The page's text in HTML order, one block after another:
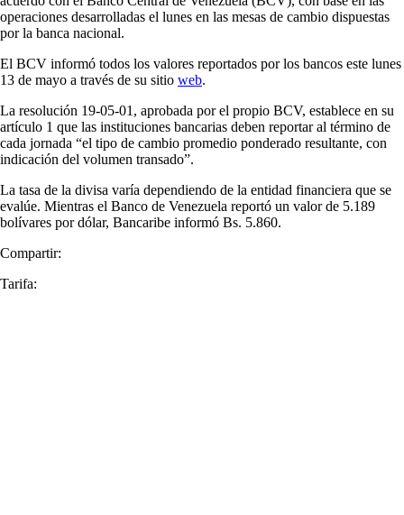
operaciones desarrolladas el lunes en las mesas de cambio dispuestas
por la banca nacional.
El BCV informó todos los valores reportados por los bancos este lunes
13 de mayo a través de su sitio web.
La resolución 19-05-01, aprobada por el propio BCV, establece en su
artículo 1 que las instituciones bancarias deben reportar al término de
cada jornada “el tipo de cambio promedio ponderado resultante, con
indicación del volumen transado”.
La tasa de la divisa varía dependiendo de la entidad financiera que se
evalúe. Mientras el Banco de Venezuela reportó un valor de 5.189
bolívares por dólar, Bancaribe informó Bs. 5.860.
Compartir:
Tarifa: